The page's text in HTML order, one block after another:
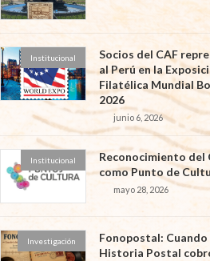
Institucional
Socios del CAF
al Perú en la
Filatélica Mundial
2026
junio 6, 2026
Institucional
Reconocimiento del
como Punto de
mayo 28, 2026
Investigación
Fonopostal: Cuando
Historia Postal